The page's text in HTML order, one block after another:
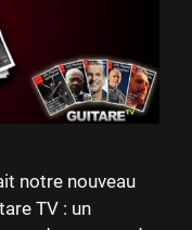
notre nouveau
TV : un